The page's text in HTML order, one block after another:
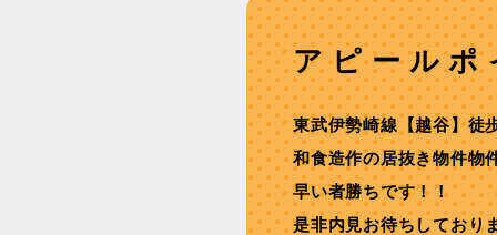
アピール
東武伊勢崎線【越谷】徒
和食造作の居抜き物件物
早い者勝ちです！！
是非内見お待ちしており